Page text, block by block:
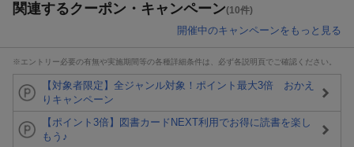
関連するクーポン・キャンペーン(10件)
開催中のキャンペーンをもっと見る
※エントリー必要の有無や実施期間等の各種詳細条件は、必ず各説明頁でご確認ください。
【対象者限定】全ジャンル対象！ポイント最大3倍 おかえ
りキャンペーン
【ポイント3倍】図書カードNEXT利用でお得に読書を楽し
もう♪